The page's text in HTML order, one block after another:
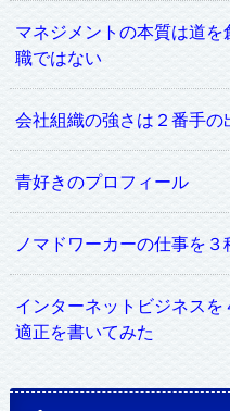
マネジメントの本質は道
職ではない
会社組織の強さは２番手の
青好きのプロフィール
ノマドワーカーの仕事を
インターネットビジネス
適正を書いてみた